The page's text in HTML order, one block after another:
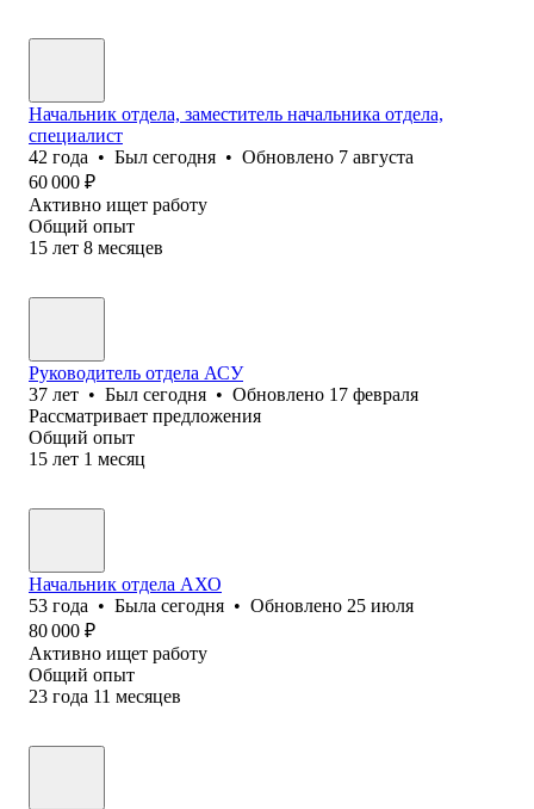
Начальник отдела, заместитель начальника отдела,
специалист
42 года • Был сегодня • Обновлено 7 августа
60 000 ₽
Активно ищет работу
Общий опыт
15 лет 8 месяцев
Руководитель отдела АСУ
37 лет • Был сегодня • Обновлено 17 февраля
Рассматривает предложения
Общий опыт
15 лет 1 месяц
Начальник отдела АХО
53 года • Была сегодня • Обновлено 25 июля
80 000 ₽
Активно ищет работу
Общий опыт
23 года 11 месяцев